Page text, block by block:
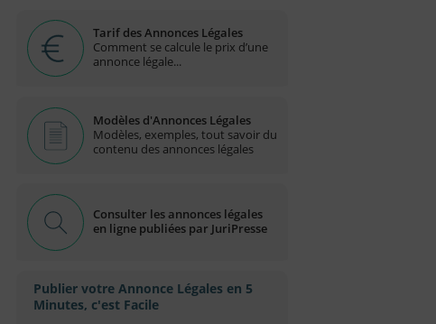
Tarif des Annonces Légales
Comment se calcule le prix d’une
annonce légale...
Modèles d'Annonces Légales
Modèles, exemples, tout savoir du
contenu des annonces légales
Consulter les annonces légales
en ligne publiées par JuriPresse
Publier votre Annonce Légales en 5
Minutes, c'est Facile